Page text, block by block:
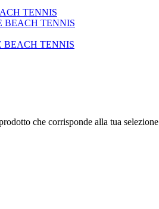
TENNIS
BEACH TENNIS
BEACH TENNIS
che corrisponde alla tua